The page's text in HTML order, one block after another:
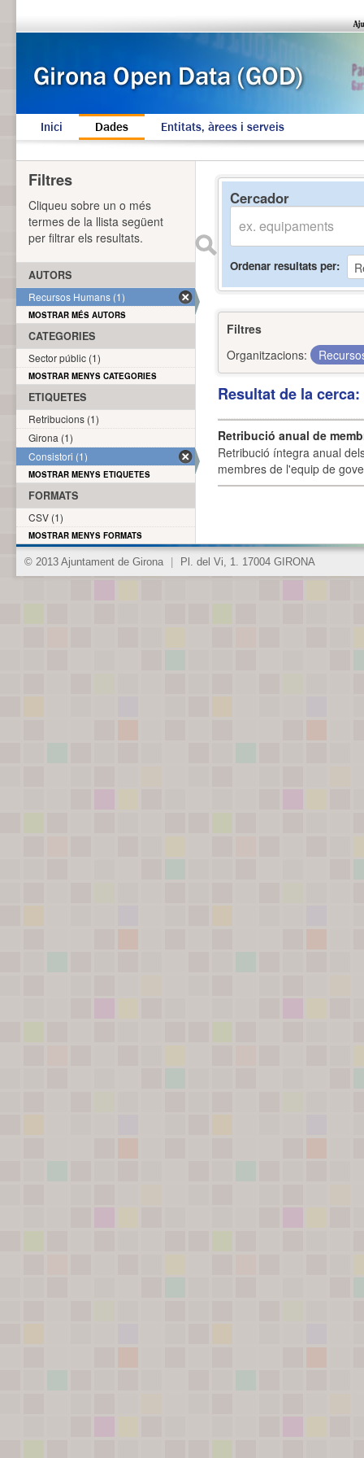
Inici Dades Entitats, àrees i serveis
Cercador
Ordenar resultats per
Filtres
Organitzacions:
Resultat de la
Retribució anual de
Retribució íntegra anual
membres de l'equip de
Filtres
Cliqueu sobre un o més
termes de la llista següent
per filtrar els resultats.
AUTORS
Recursos Humans (1)
MOSTRAR MÉS AUTORS
CATEGORIES
Sector públic (1)
MOSTRAR MENYS CATEGORIES
ETIQUETES
Retribucions (1)
Girona (1)
Consistori (1)
MOSTRAR MENYS ETIQUETES
FORMATS
CSV (1)
MOSTRAR MENYS FORMATS
© 2013 Ajuntament de Girona Pl. del Vi, 1. 17004 GIRONA